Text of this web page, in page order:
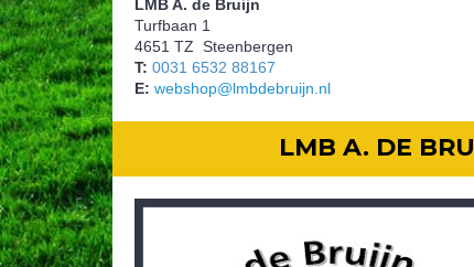
LMB A. de Bruijn
Turfbaan 1
4651 TZ Steenbergen
T: 0031 6532 88167
E: webshop@lmbdebruijn.nl
LMB A. DE